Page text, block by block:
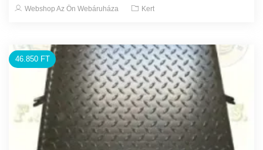
Webshop Az Ön Webáruháza
Kert
46.850 FT